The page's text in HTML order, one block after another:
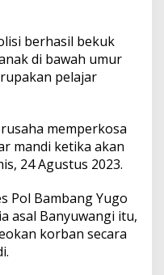
berhasil bekuk
di bawah umur
pelajar
memperkosa
mandi ketika akan
24 Agustus 2023.
Pol Bambang Yugo
asal Banyuwangi itu,
korban secara